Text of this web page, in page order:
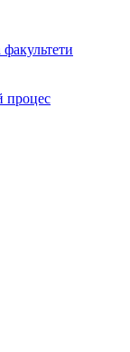
факультети
процес